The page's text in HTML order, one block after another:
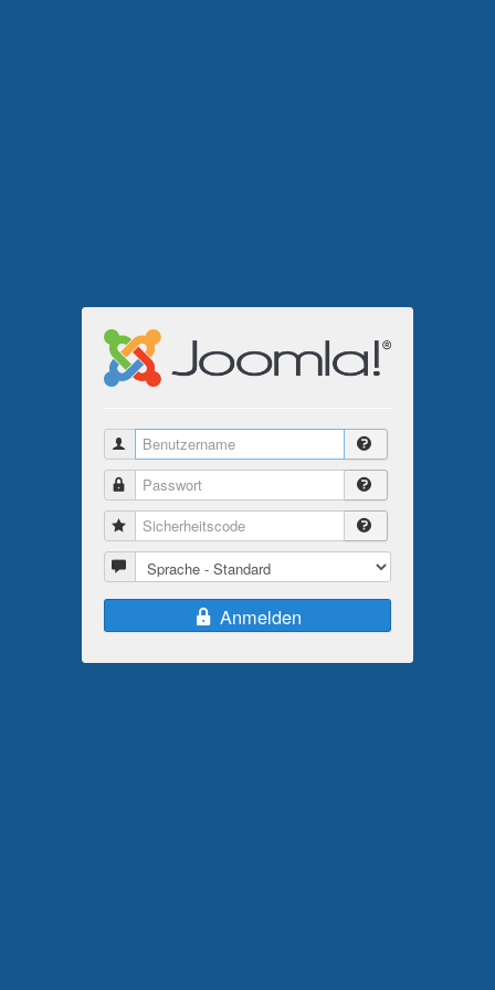
Benutzername
Passwort
Sicherheitscode
Sprache
Anmelden